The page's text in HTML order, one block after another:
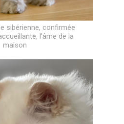
sibérienne, confirmée
l'âme de la
maison